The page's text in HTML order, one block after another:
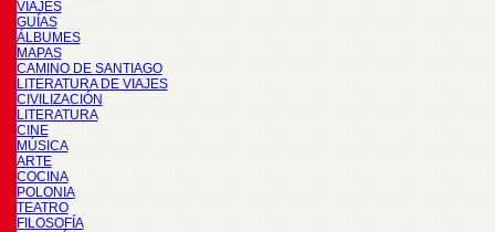
VIAJES
GUÍAS
ÁLBUMES
MAPAS
CAMINO DE SANTIAGO
LITERATURA DE VIAJES
CIVILIZACIÓN
LITERATURA
CINE
MÚSICA
ARTE
COCINA
POLONIA
TEATRO
FILOSOFÍA